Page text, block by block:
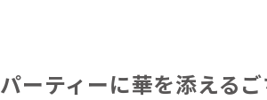
パーティーに華を添える